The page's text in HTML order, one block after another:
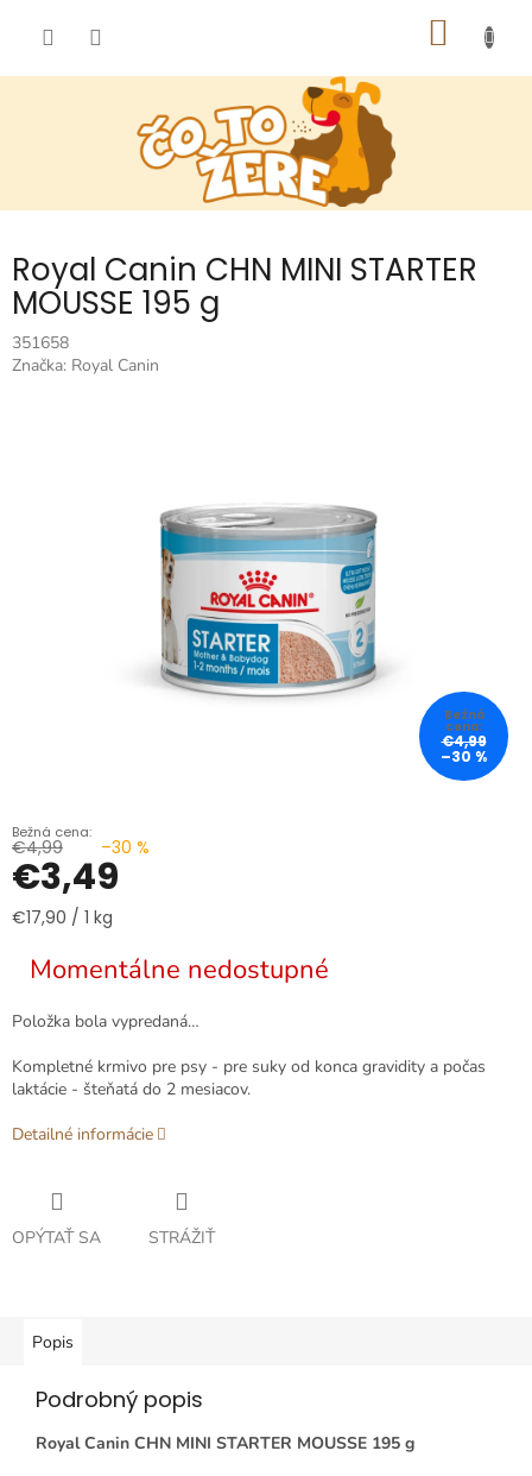
Royal Canin CHN MINI STARTER
MOUSSE 195 g
351658
Značka: Royal Canin
€4,99
–30 %
€4,99 –30 %
€3,49
Jednotková
€17,90 / 1 kg
Momentálne nedostupné
Položka bola vypredaná…
Kompletné krmivo pre psy - pre suky od konca gravidity a počas
laktácie - šteňatá do 2 mesiacov.
Detailné informácie
OPÝTAŤ SA STRÁŽIŤ
Popis
Podrobný popis
Royal Canin CHN MINI STARTER MOUSSE 195 g